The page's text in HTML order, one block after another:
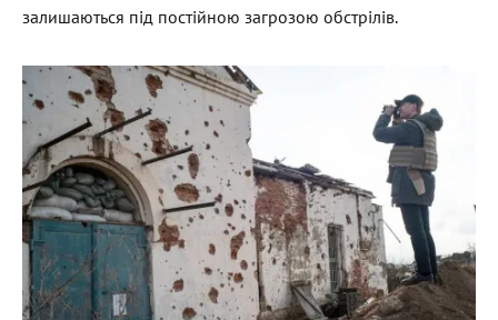
залишаються під постійною загрозою обстрілів.